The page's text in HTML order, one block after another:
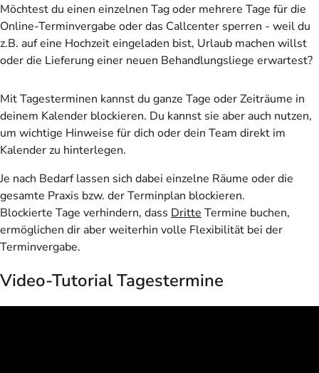
Möchtest du einen einzelnen Tag oder mehrere Tage für die
Online-Terminvergabe oder das Callcenter sperren - weil du
z.B. auf eine Hochzeit eingeladen bist, Urlaub machen willst
oder die Lieferung einer neuen Behandlungsliege erwartest?
Mit Tagesterminen kannst du ganze Tage oder Zeiträume in
deinem Kalender blockieren. Du kannst sie aber auch nutzen,
um wichtige Hinweise für dich oder dein Team direkt im
Kalender zu hinterlegen.
Je nach Bedarf lassen sich dabei einzelne Räume oder die
gesamte Praxis bzw. der Terminplan blockieren.
Blockierte Tage verhindern, dass Dritte Termine buchen,
ermöglichen dir aber weiterhin volle Flexibilität bei der
Terminvergabe.
Video-Tutorial Tagestermine